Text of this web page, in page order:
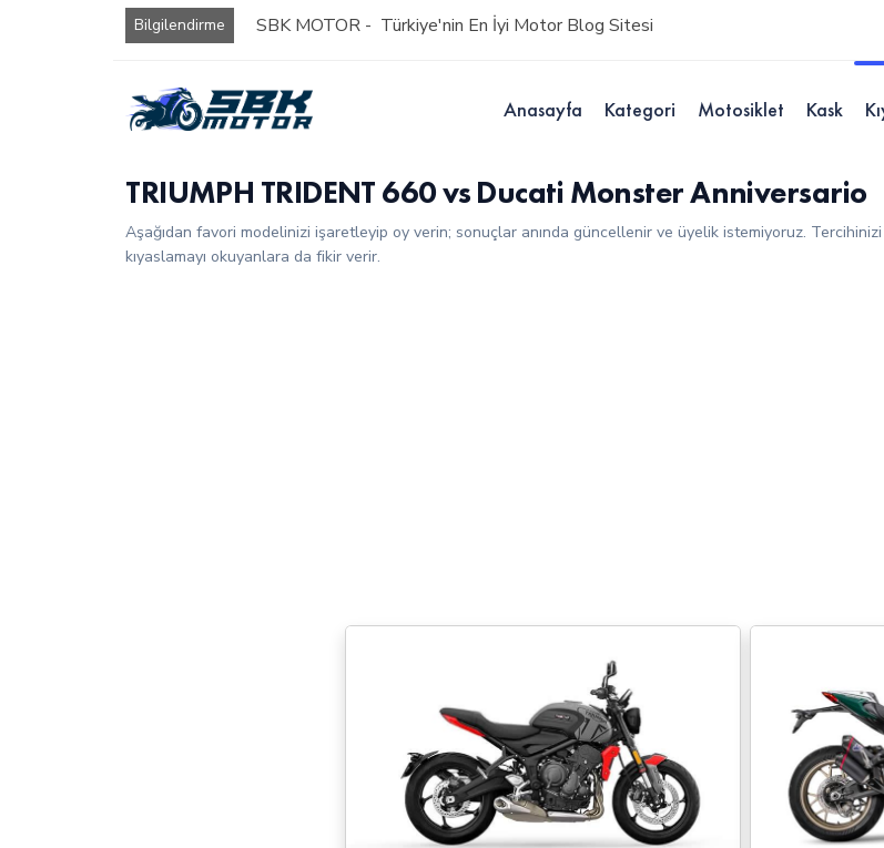
Bilgilendirme SBK MOTOR - Türkiye'nin En İyi Motor Blog Sitesi
Anasayfa Kategori Motosiklet Kask
TRIUMPH TRIDENT 660 vs Ducati Monster Anniversario
Aşağıdan favori modelinizi işaretleyip oy verin; sonuçlar anında güncellenir ve üyelik istemiyoruz.
kıyaslamayı okuyanlara da fikir verir.